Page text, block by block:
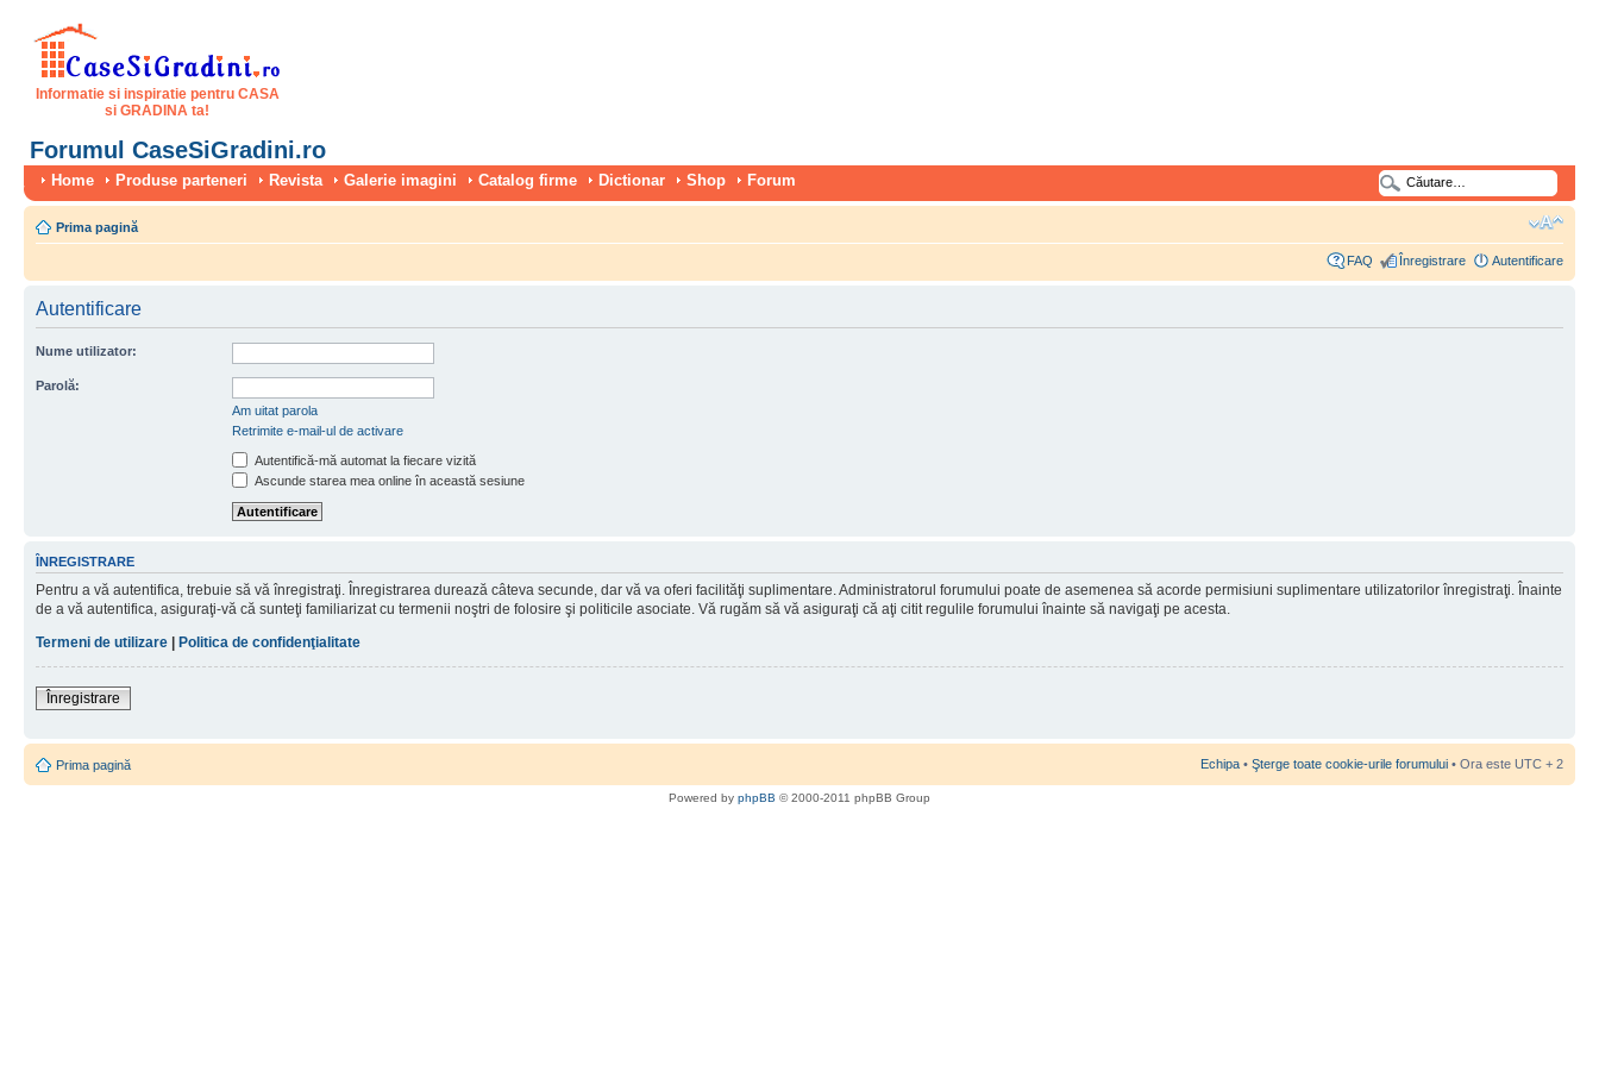
Informatie si inspiratie pentru CASA
si GRADINA ta!
Forumul CaseSiGradini.ro
Home Produse parteneri Revista Galerie imagini Catalog firme Dictionar Shop Forum
Prima pagină
FAQ Înregistrare Autentificare
Autentificare
Nume utilizator:
Parolă:
Am uitat parola
Retrimite e-mail-ul de activare
Autentifică-mă automat la fiecare vizită
Ascunde starea mea online în această sesiune
ÎNREGISTRARE
Pentru a vă autentifica, trebuie să vă înregistraţi. Înregistrarea durează câteva secunde, dar vă va oferi facilităţi suplimentare. Administratorul forumului poate de asemenea să acorde permisiuni suplimentare utilizatorilor înregistraţi. Înainte
de a vă autentifica, asiguraţi-vă că sunteţi familiarizat cu termenii noştri de folosire şi politicile asociate. Vă rugăm să vă asiguraţi că aţi citit regulile forumului înainte să navigaţi pe acesta.
Termeni de utilizare | Politica de confidenţialitate
Înregistrare
Prima pagină Echipa • Şterge toate cookie-urile forumului • Ora este UTC + 2
Powered by phpBB © 2000-2011 phpBB Group